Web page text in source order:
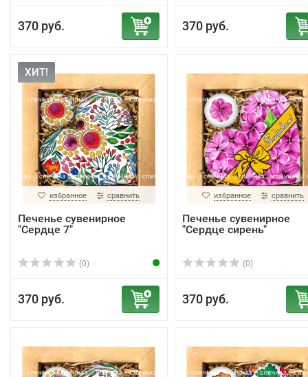
370 руб. 370 руб.
ХИТ!
избранное сравнить
Печенье сувенирное
"Сердце 7"
(0)
370 руб.
избранное сравнить
Печенье сувенирное
"Сердце сирень"
(0)
370 руб.